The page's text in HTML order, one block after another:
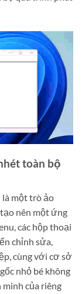
toàn bộ
là một trò ảo
nên một ứng
các hộp thoại
chỉnh sửa,
cùng với cơ sở
nhỏ bé không
của riêng